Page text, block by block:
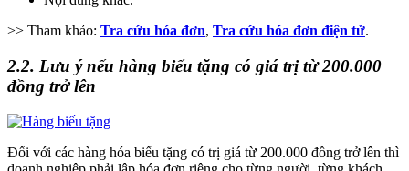
>> Tham khảo: Tra cứu hóa đơn, Tra cứu hóa đơn điện tử.
2.2. Lưu ý nếu hàng biếu tặng có giá trị từ 200.000
đồng trở lên
Đối với các hàng hóa biếu tặng có trị giá từ 200.000 đồng trở lên thì